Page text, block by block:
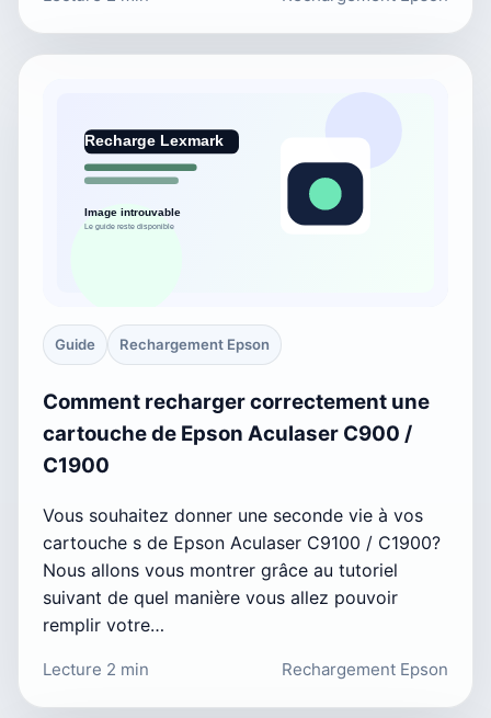
Guide Rechargement Epson
Comment recharger correctement une
cartouche de Epson Aculaser C900 /
C1900
Vous souhaitez donner une seconde vie à vos
cartouche s de Epson Aculaser C9100 / C1900?
Nous allons vous montrer grâce au tutoriel
suivant de quel manière vous allez pouvoir
remplir votre…
Lecture 2 min Rechargement Epson